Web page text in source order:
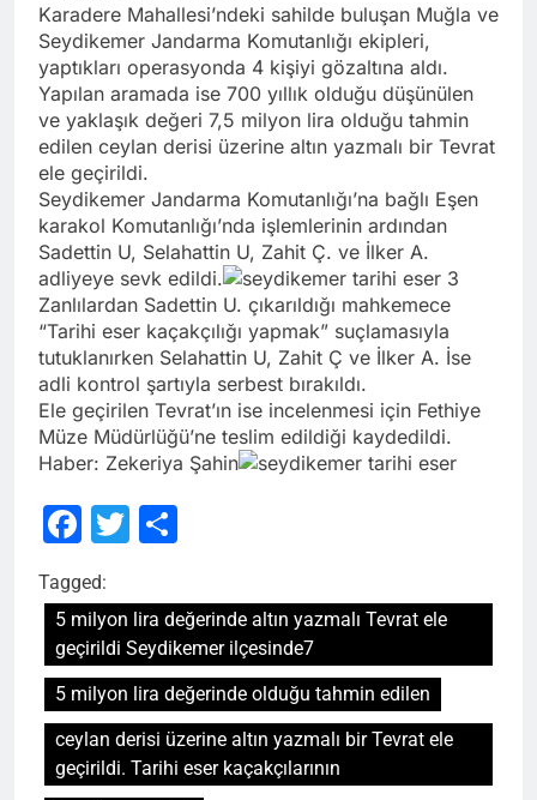
Karadere Mahallesi’ndeki sahilde buluşan Muğla ve
Seydikemer Jandarma Komutanlığı ekipleri,
yaptıkları operasyonda 4 kişiyi gözaltına aldı.
Yapılan aramada ise 700 yıllık olduğu düşünülen
ve yaklaşık değeri 7,5 milyon lira olduğu tahmin
edilen ceylan derisi üzerine altın yazmalı bir Tevrat
ele geçirildi.
Seydikemer Jandarma Komutanlığı’na bağlı Eşen
karakol Komutanlığı’nda işlemlerinin ardından
Sadettin U, Selahattin U, Zahit Ç. ve İlker A.
adliyeye sevk edildi.
Zanlılardan Sadettin U. çıkarıldığı mahkemece
“Tarihi eser kaçakçılığı yapmak” suçlamasıyla
tutuklanırken Selahattin U, Zahit Ç ve İlker A. İse
adli kontrol şartıyla serbest bırakıldı.
Ele geçirilen Tevrat’ın ise incelenmesi için Fethiye
Müze Müdürlüğü’ne teslim edildiği kaydedildi.
Haber: Zekeriya Şahin
Facebook
Twitter
Tagged:
5 milyon lira değerinde altın yazmalı Tevrat ele
geçirildi Seydikemer ilçesinde7
5 milyon lira değerinde olduğu tahmin edilen
ceylan derisi üzerine altın yazmalı bir Tevrat ele
geçirildi. Tarihi eser kaçakçılarının